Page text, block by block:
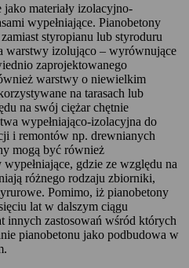
jako materiały izolacyjno-
wypełniające. Pianobetony
styropianu lub styroduru
warstwy izolująco – wyrównujące
zaprojektowanego
warstwy o niewielkim
na tarasach lub
na swój ciężar chętnie
wypełniająco-izolacyjna do
i remontów np. drewnianych
mogą być również
gdzie ze względu na
różnego rodzaju zbiorniki,
Pomimo, iż pianobetony
lat w dalszym ciągu
innych zastosowań wśród których
pianobetonu jako podbudowa w